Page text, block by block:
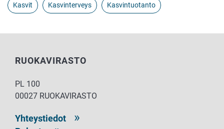
Kasvit Kasvinterveys Kasvintuotanto
RUOKAVIRASTO
PL 100
00027 RUOKAVIRASTO
Yhteystiedot